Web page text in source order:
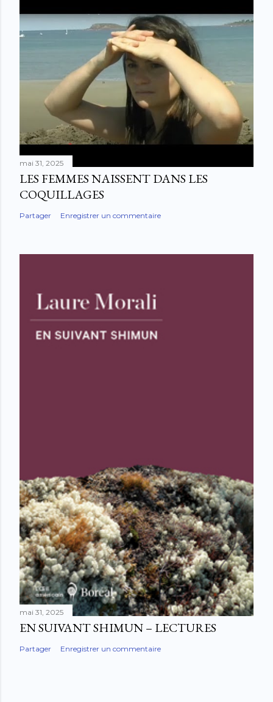
mai 31, 2025
LES FEMMES NAISSENT DANS LES
COQUILLAGES
Partager Enregistrer un commentaire
mai 31, 2025
EN SUIVANT SHIMUN – LECTURES
Partager Enregistrer un commentaire